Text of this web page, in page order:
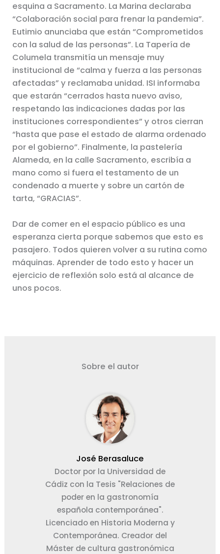
esquina a Sacramento. La Marina declaraba
“Colaboración social para frenar la pandemia”.
Eutimio anunciaba que están “Comprometidos
con la salud de las personas”. La Tapería de
Columela transmitía un mensaje muy
institucional de “calma y fuerza a las personas
afectadas” y reclamaba unidad. ISI informaba
que estarán “cerrados hasta nuevo aviso,
respetando las indicaciones dadas por las
instituciones correspondientes” y otros cierran
“hasta que pase el estado de alarma ordenado
por el gobierno”. Finalmente, la pastelería
Alameda, en la calle Sacramento, escribía a
mano como si fuera el testamento de un
condenado a muerte y sobre un cartón de
tarta, “GRACIAS”.
Dar de comer en el espacio público es una
esperanza cierta porque sabemos que esto es
pasajero. Todos quieren volver a su rutina como
máquinas. Aprender de todo esto y hacer un
ejercicio de reflexión solo está al alcance de
unos pocos.
Sobre el autor
José Berasaluce
Doctor por la Universidad de
Cádiz con la Tesis "Relaciones de
poder en la gastronomía
española contemporánea".
Licenciado en Historia Moderna y
Contemporánea. Creador del
Máster de cultura gastronómica